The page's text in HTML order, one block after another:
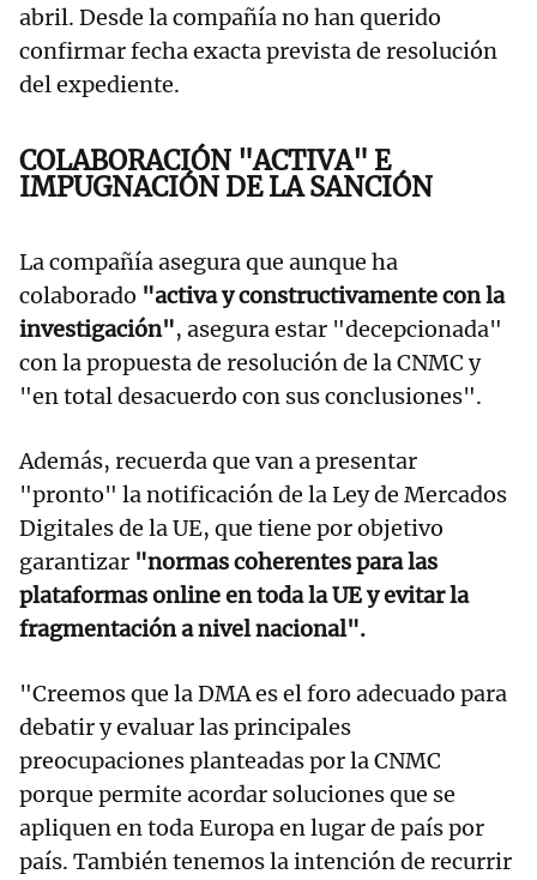
abril. Desde la compañía no han querido
confirmar fecha exacta prevista de resolución
del expediente.
COLABORACIÓN "ACTIVA" E
IMPUGNACIÓN DE LA SANCIÓN
La compañía asegura que aunque ha
colaborado "activa y constructivamente con la
investigación", asegura estar "decepcionada"
con la propuesta de resolución de la CNMC y
"en total desacuerdo con sus conclusiones".
Además, recuerda que van a presentar
"pronto" la notificación de la Ley de Mercados
Digitales de la UE, que tiene por objetivo
garantizar "normas coherentes para las
plataformas online en toda la UE y evitar la
fragmentación a nivel nacional".
"Creemos que la DMA es el foro adecuado para
debatir y evaluar las principales
preocupaciones planteadas por la CNMC
porque permite acordar soluciones que se
apliquen en toda Europa en lugar de país por
país. También tenemos la intención de recurrir